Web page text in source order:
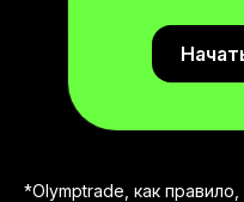
*Olymptrade, как